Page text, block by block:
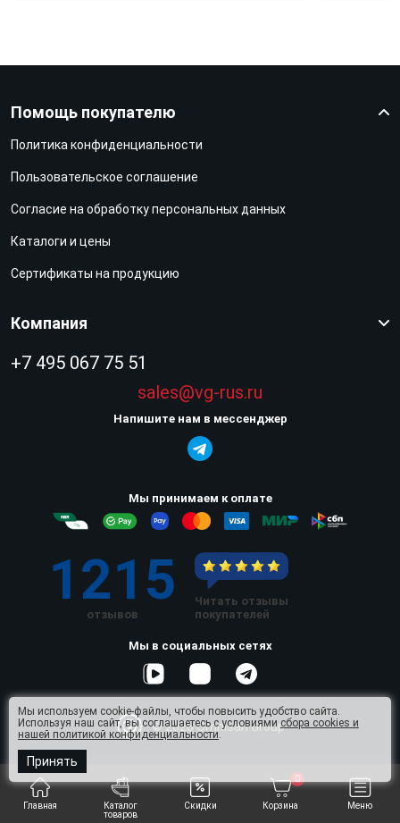
Главная
Каталог
товаров
Скидки Корзина
0
Меню
Помощь покупателю
Политика конфиденциальности
Пользовательское соглашение
Согласие на обработку персональных данных
Каталоги и цены
Сертификаты на продукцию
Компания
+7 495 067 75 51
sales@vg-rus.ru
Напишите нам в мессенджер
Мы принимаем к оплате
1215
отзывов
Читать отзывы
покупателей
Мы в социальных сетях
© 2026 Omnisan Group
Мы используем cookie-файлы, чтобы повысить удобство сайта.
Используя наш сайт, вы соглашаетесь с условиямисбора cookies и
нашей политикой конфиденциальности.
Принять